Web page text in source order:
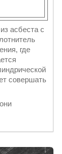
асбеста с
где
совершать